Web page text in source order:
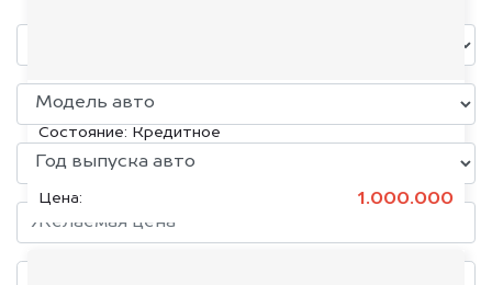
KIA K5, 2020
Состояние: Кредитное
Цена: 1.000.000